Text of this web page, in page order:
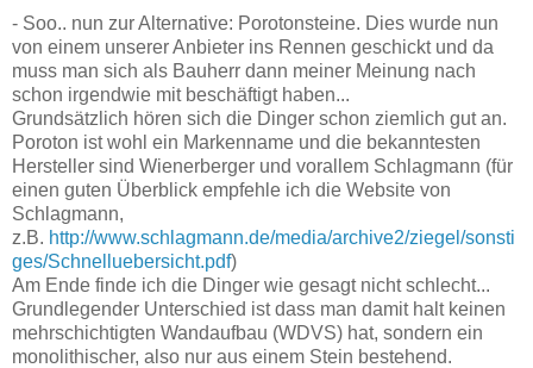
- Soo.. nun zur Alternative: Porotonsteine. Dies wurde nun
von einem unserer Anbieter ins Rennen geschickt und da
muss man sich als Bauherr dann meiner Meinung nach
schon irgendwie mit beschäftigt haben...
Grundsätzlich hören sich die Dinger schon ziemlich gut an.
Poroton ist wohl ein Markenname und die bekanntesten
Hersteller sind Wienerberger und vorallem Schlagmann (für
einen guten Überblick empfehle ich die Website von
Schlagmann,
z.B. http://www.schlagmann.de/media/archive2/ziegel/sonsti
ges/Schnelluebersicht.pdf)
Am Ende finde ich die Dinger wie gesagt nicht schlecht...
Grundlegender Unterschied ist dass man damit halt keinen
mehrschichtigten Wandaufbau (WDVS) hat, sondern ein
monolithischer, also nur aus einem Stein bestehend.